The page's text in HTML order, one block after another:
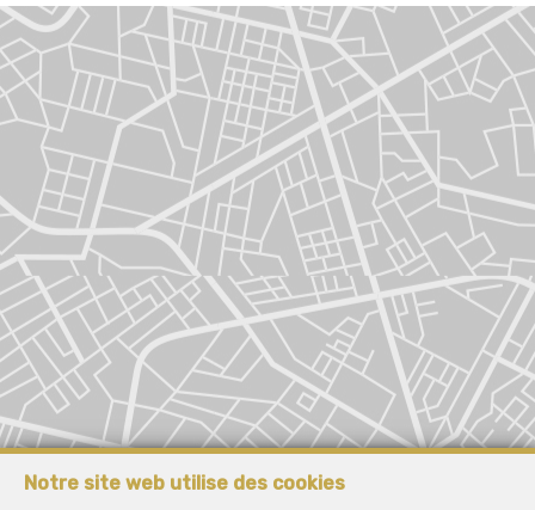
Notre site web utilise des cookies